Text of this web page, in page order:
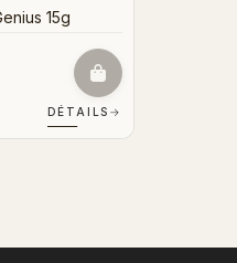
15g
DÉTAILS →